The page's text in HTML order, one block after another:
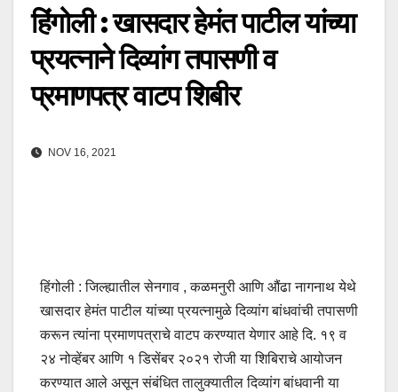
हिंगोली : खासदार हेमंत पाटील यांच्या
प्रयत्नाने दिव्यांग तपासणी व
प्रमाणपत्र वाटप शिबीर
NOV 16, 2021
हिंगोली : जिल्ह्यातील सेनगाव , कळमनुरी आणि औंढा नागनाथ येथे
खासदार हेमंत पाटील यांच्या प्रयत्नामुळे दिव्यांग बांधवांची तपासणी
करून त्यांना प्रमाणपत्राचे वाटप करण्यात येणार आहे दि. १९ व
२४ नोव्हेंबर आणि १ डिसेंबर २०२१ रोजी या शिबिराचे आयोजन
करण्यात आले असून संबंधित तालुक्यातील दिव्यांग बांधवानी या